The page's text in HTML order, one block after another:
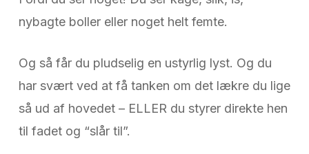
nybagte boller eller noget helt femte.
Og så får du pludselig en ustyrlig lyst. Og du
har svært ved at få tanken om det lækre du lige
så ud af hovedet – ELLER du styrer direkte hen
til fadet og “slår til”.